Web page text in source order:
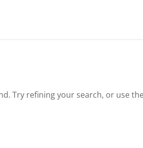
Try refining your search, or use